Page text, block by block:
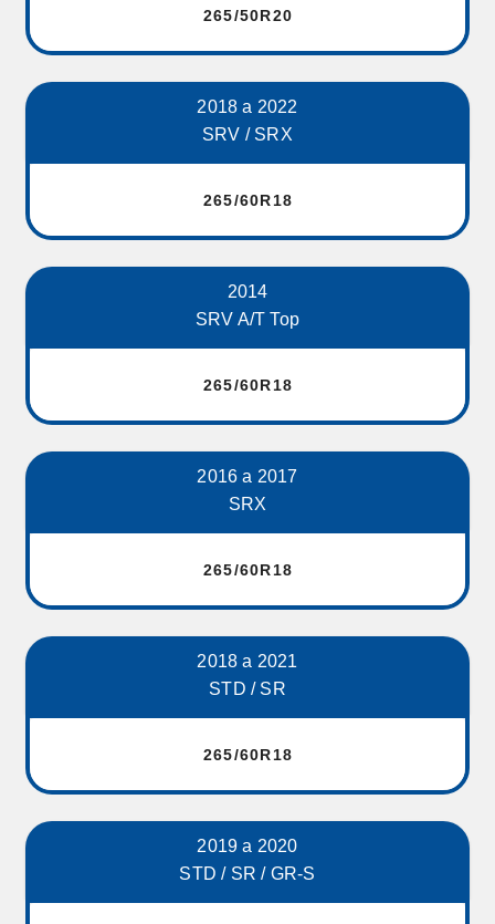
265/50R20
2018 a 2022
SRV / SRX
265/60R18
2014
SRV A/T Top
265/60R18
2016 a 2017
SRX
265/60R18
2018 a 2021
STD / SR
265/60R18
2019 a 2020
STD / SR / GR-S